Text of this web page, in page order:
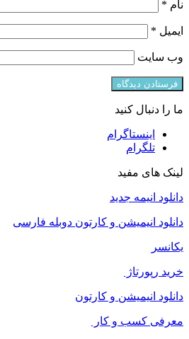
نام *
ایمیل *
وب‌ سایت
ما را دنبال کنید
اینستاگرام
تلگرام
لینک های مفید
دانلود انیمه جدید
دانلود انیمیشن و کارتون دوبله فارسی
یکانسر
خرید رپورتاژ
دانلود انیمیشن و کارتون
معرفی کسب و کار